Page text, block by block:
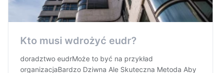
Kto musi wdrożyć eudr?
doradztwo eudrMoże to być na przykład
organizacjaBardzo Dziwna Ale Skuteczna Metoda Aby